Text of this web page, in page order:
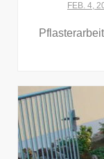
FEB. 4,